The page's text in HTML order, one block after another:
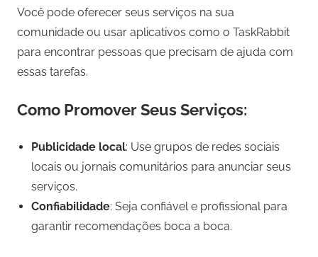
Você pode oferecer seus serviços na sua
comunidade ou usar aplicativos como o TaskRabbit
para encontrar pessoas que precisam de ajuda com
essas tarefas.
Como Promover Seus Serviços:
Publicidade local: Use grupos de redes sociais
locais ou jornais comunitários para anunciar seus
serviços.
Confiabilidade: Seja confiável e profissional para
garantir recomendações boca a boca.